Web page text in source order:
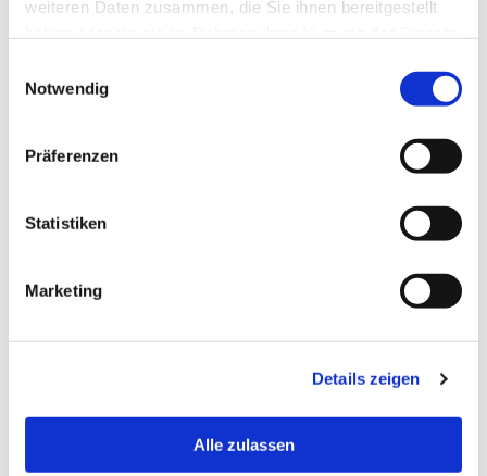
weiteren Daten zusammen, die Sie ihnen bereitgestellt
Notwendig
Präferenzen
Statistiken
Marketing
Details zeigen
Alle zulassen